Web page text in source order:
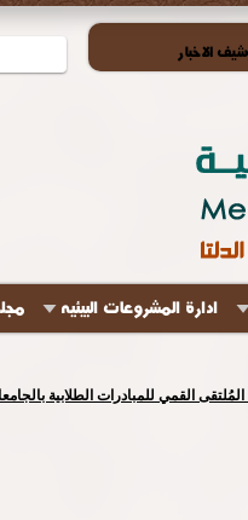
الاخبار
ادارة المشروعات البيئيه
القمي للمبادرات الطلابية